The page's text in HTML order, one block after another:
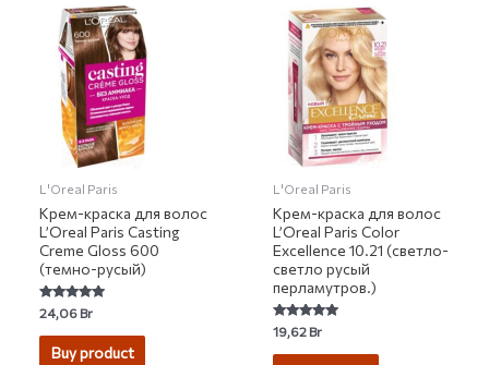
L'Oreal Paris
Крем-краска для волос
L’Oreal Paris Casting
Creme Gloss 600
(темно-русый)
Rated
5.00
out of 5
24,06Br
Buy product
L'Oreal Paris
Крем-краска для волос
L’Oreal Paris Color
Excellence 10.21 (светло-
светло русый
перламутров.)
Rated
5.00
out of 5
19,62Br